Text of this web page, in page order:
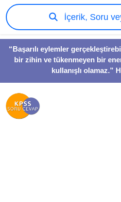
“Başarılı eylemler
bir zihin ve tükenmeyen bir
kullanışlı olamaz.”
İçerik, Soru